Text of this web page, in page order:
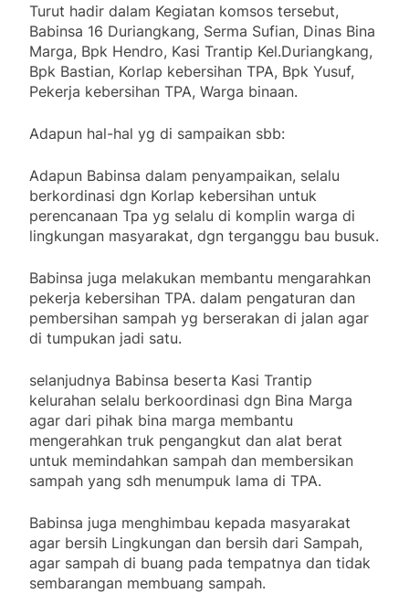
Turut hadir dalam Kegiatan komsos tersebut,
Babinsa 16 Duriangkang, Serma Sufian, Dinas Bina
Marga, Bpk Hendro, Kasi Trantip Kel.Duriangkang,
Bpk Bastian, Korlap kebersihan TPA, Bpk Yusuf,
Pekerja kebersihan TPA, Warga binaan.
Adapun hal-hal yg di sampaikan sbb:
Adapun Babinsa dalam penyampaikan, selalu
berkordinasi dgn Korlap kebersihan untuk
perencanaan Tpa yg selalu di komplin warga di
lingkungan masyarakat, dgn terganggu bau busuk.
Babinsa juga melakukan membantu mengarahkan
pekerja kebersihan TPA. dalam pengaturan dan
pembersihan sampah yg berserakan di jalan agar
di tumpukan jadi satu.
selanjudnya Babinsa beserta Kasi Trantip
kelurahan selalu berkoordinasi dgn Bina Marga
agar dari pihak bina marga membantu
mengerahkan truk pengangkut dan alat berat
untuk memindahkan sampah dan membersikan
sampah yang sdh menumpuk lama di TPA.
Babinsa juga menghimbau kepada masyarakat
agar bersih Lingkungan dan bersih dari Sampah,
agar sampah di buang pada tempatnya dan tidak
sembarangan membuang sampah.